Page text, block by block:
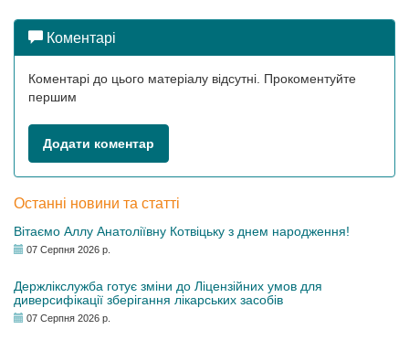
Коментарі
Коментарі до цього матеріалу відсутні. Прокоментуйте
першим
Додати коментар
Останні новини та статті
Вітаємо Аллу Анатоліївну Котвіцьку з днем народження!
07 Серпня 2026 р.
Держлікслужба готує зміни до Ліцензійних умов для
диверсифікації зберігання лікарських засобів
07 Серпня 2026 р.